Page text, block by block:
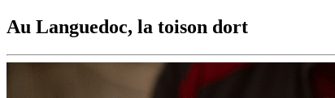
Au Languedoc, la toison dort